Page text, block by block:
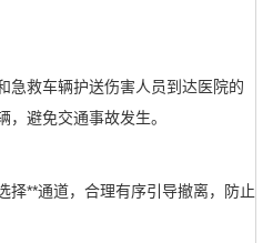
救车辆护送伤害人员到达医院的
避免交通事故发生。
**通道，合理有序引导撤离，防止